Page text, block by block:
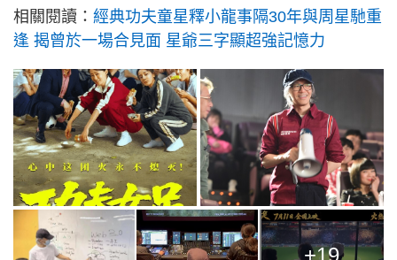
相關閱讀： 經典功夫童星釋小龍事隔30年與周星馳重
逢 揭曾於一場合見面 星爺三字顯超強記憶力
+19